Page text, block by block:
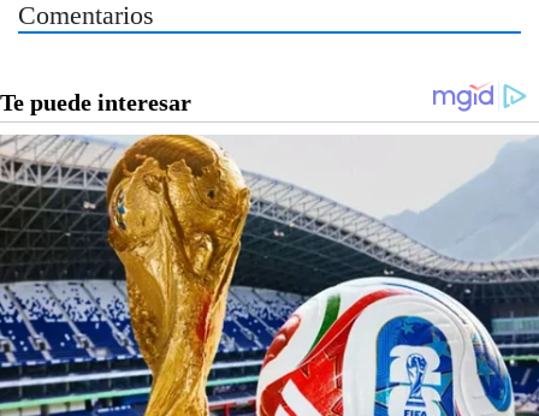
Comentarios